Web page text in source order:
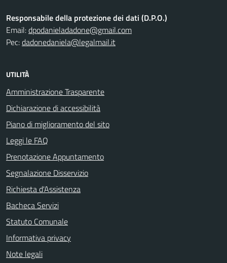
Responsabile della protezione dei dati (D.P.O.)
Email:dpodanieladadone@gmail.com
Pec:dadonedaniela@legalmail.it
UTILITÀ
Amministrazione Trasparente
Dichiarazione di accessibilità
Piano di miglioramento del sito
Leggi le FAQ
Prenotazione Appuntamento
Segnalazione Disservizio
Richiesta d'Assistenza
Bacheca Servizi
Statuto Comunale
Informativa privacy
Note legali